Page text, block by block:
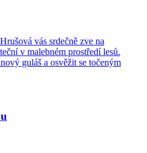
vás srdečně zve na
v malebném prostředí lesů.
guláš a osvěžit se točeným